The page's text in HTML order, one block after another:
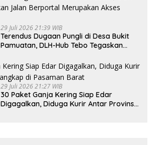
29 Juli 2026 21:39 WIB
Terendus Dugaan Pungli di Desa Bukit
Pamuatan, DLH-Hub Tebo Tegaskan
Umum
29 Juli 2026 21:27 WIB
30 Paket Ganja Kering Siap Edar
Digagalkan, Diduga Kurir Antar Provinsi